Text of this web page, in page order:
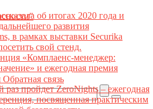
Обратная связь
об итогах 2020 года и
развития
в рамках выставки Securika
свой стенд.
«Комплаенс-менеджер:
и ежегодная премия
раз пройдет ZeroNights – ежегодная
посвященная практическим